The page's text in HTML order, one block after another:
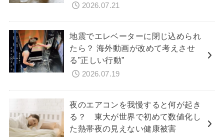
2026.07.21
地震でエレベーターに閉じ込められ
たら？ 海外動画が改めて考えさせ
る”正しい行動”
2026.07.19
夜のエアコンを我慢すると何が起き
る？ 東大が世界で初めて数値化し
た熱帯夜の見えない健康被害